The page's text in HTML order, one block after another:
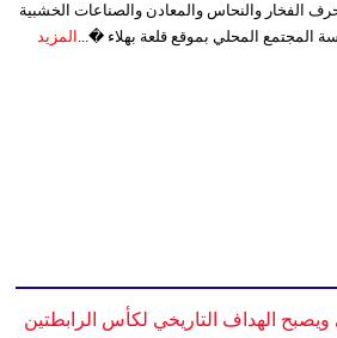
الفخار والنحاس والمعادن والصناعات الخشبية
المجتمع المحلي بموقع قلعة بهلاء �... المزيد
الهداف التاريخي لكأس الرابطتين